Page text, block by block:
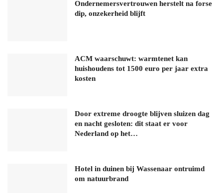
Ondernemersvertrouwen herstelt na forse
dip, onzekerheid blijft
ACM waarschuwt: warmtenet kan
huishoudens tot 1500 euro per jaar extra
kosten
Door extreme droogte blijven sluizen dag
en nacht gesloten: dit staat er voor
Nederland op het…
Hotel in duinen bij Wassenaar ontruimd
om natuurbrand